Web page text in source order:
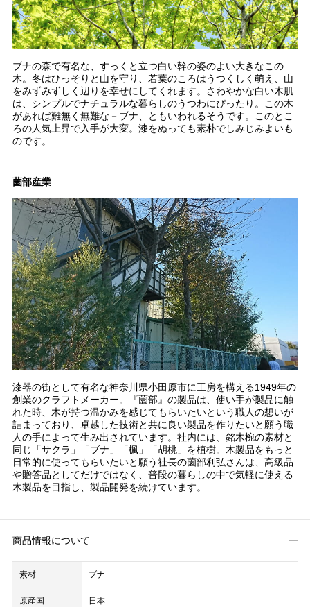
ブナの森で有名な、すっくと立つ白い幹の姿のよい大きなこの
木。冬はひっそりと山を守り、若葉のころはうつくしく萌え、山
をみずみずしく辺りを幸せにしてくれます。さわやかな白い木肌
は、シンプルでナチュラルな暮らしのうつわにぴったり。この木
があれば難無く無難な－ブナ、ともいわれるそうです。このとこ
ろの人気上昇で入手が大変。漆をぬっても素朴でしみじみよいも
のです。
薗部産業
漆器の街として有名な神奈川県小田原市に工房を構える1949年の
創業のクラフトメーカー。『薗部』の製品は、使い手が製品に触
れた時、木が持つ温かみを感じてもらいたいという職人の想いが
詰まっており、卓越した技術と共に良い製品を作りたいと願う職
人の手によって生み出されています。社内には、銘木椀の素材と
同じ「サクラ」「ブナ」「楓」「胡桃」を植樹。木製品をもっと
日常的に使ってもらいたいと願う社長の薗部利弘さんは、高級品
や贈答品としてだけではなく、普段の暮らしの中で気軽に使える
木製品を目指し、製品開発を続けています。
商品情報について
素材 ブナ
原産国 日本